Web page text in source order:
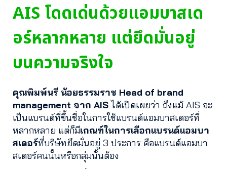
AIS โดดเด่นด้วยแอมบาสเด
อร์หลากหลาย แต่ยึดมั่นอยู่
บนความจริงใจ
คุณพิมพ์นรี น้อยธรรมราช Head of brand
management จาก AIS ได้เปิดเผยว่า ถึงแม้ AIS จะ
เป็นแบรนด์ที่ขึ้นชื่อในการใช้แบรนด์แอมบาสเดอร์ที่
หลากหลาย แต่ก็มีเกณฑ์ในการเลือกแบรนด์แอมบา
สเดอร์ที่บริษัทยึดมั่นอยู่ 3 ประการ คือแบรนด์แอมบา
สเดอร์คนนั้นหรือกลุ่มนั้นต้อง